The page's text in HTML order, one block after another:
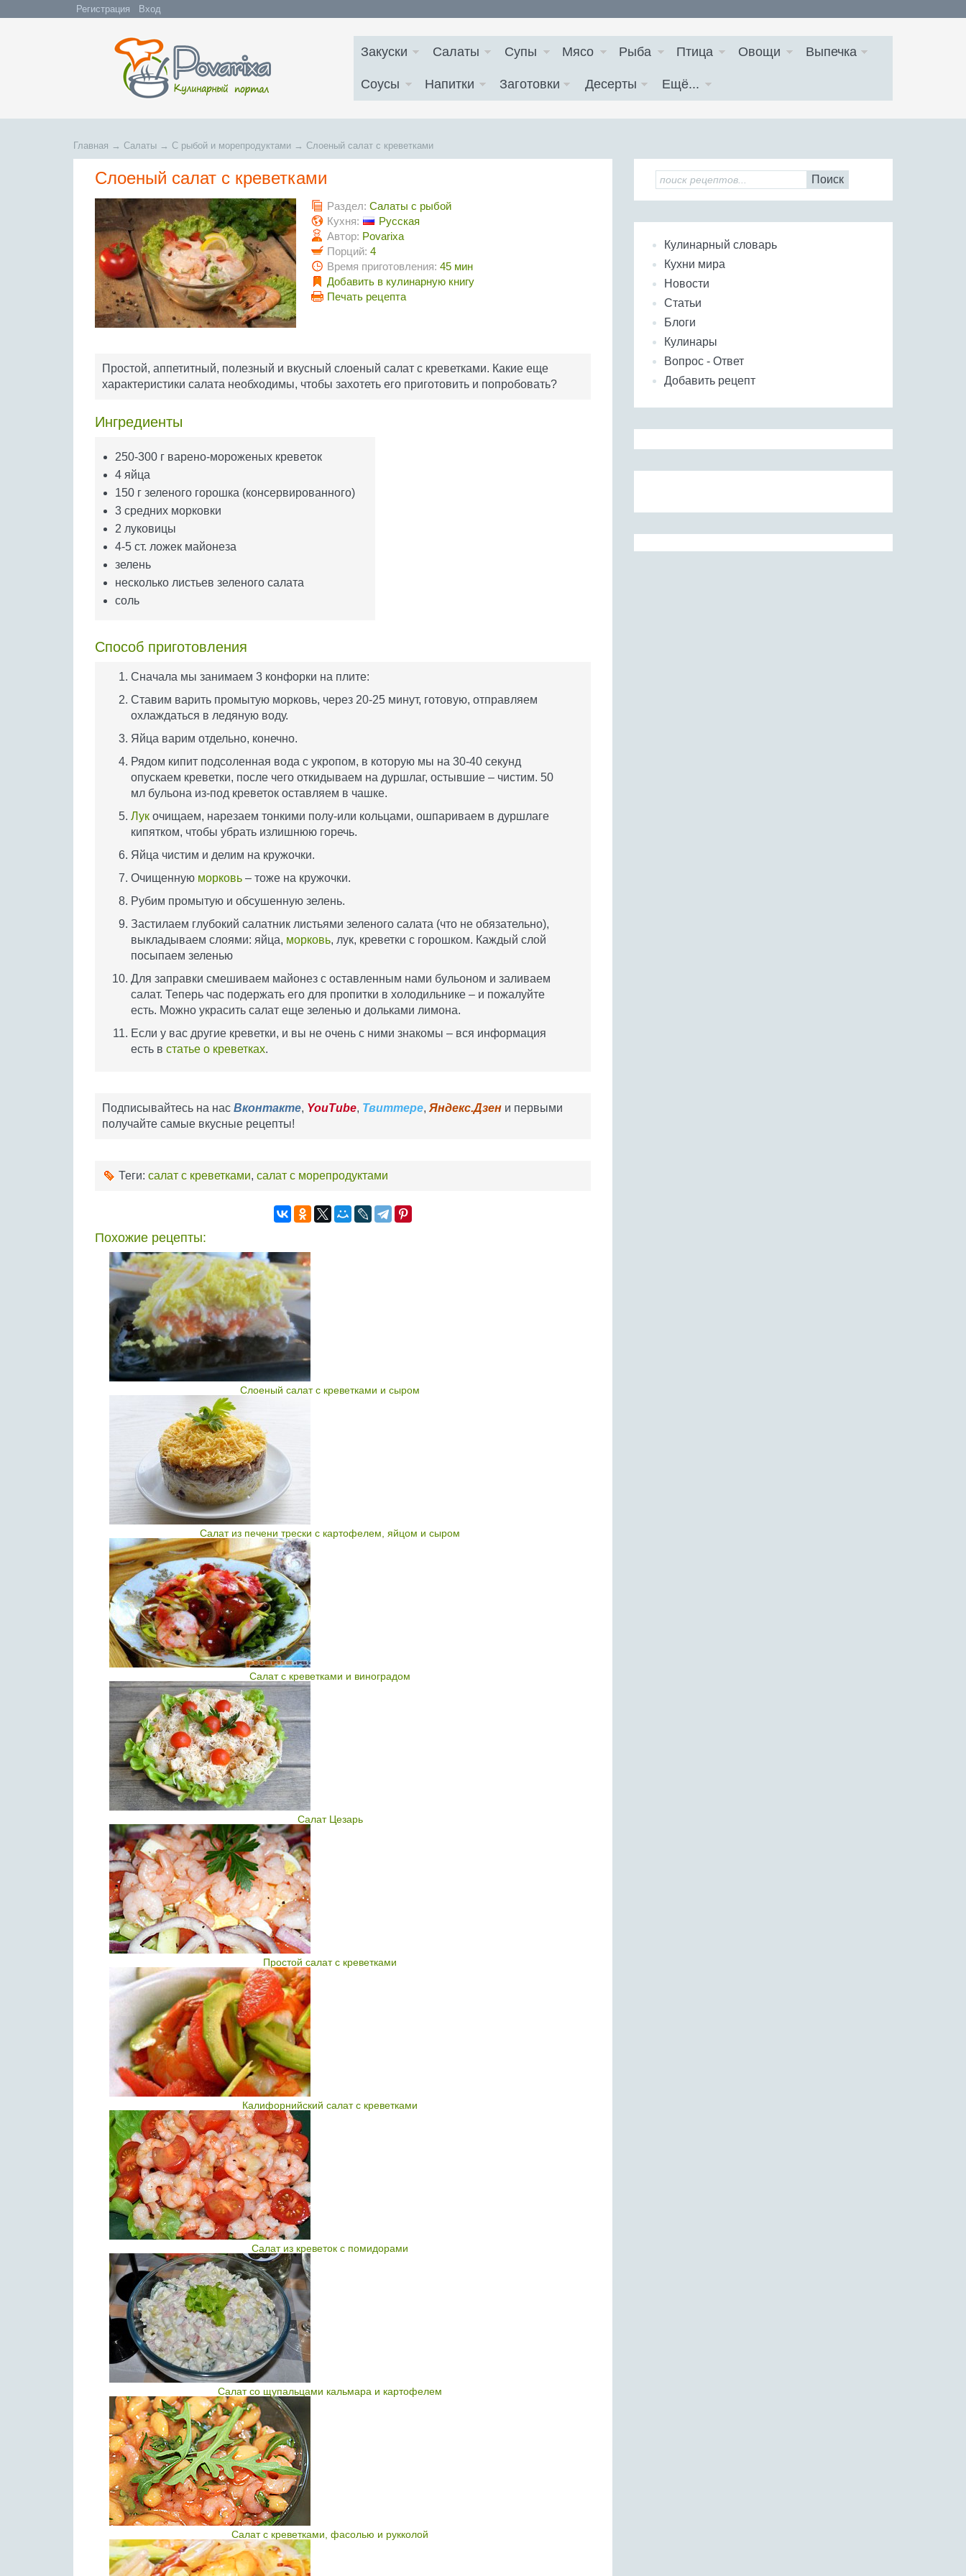
Регистрация Вход
Закуски Салаты Супы Мясо Рыба Птица Овощи Выпечка
Соусы Напитки Заготовки Десерты Ещё...
Главная → Салаты → С рыбой и морепродуктами → Слоеный салат с креветками
Слоеный салат с креветками
Раздел: Салаты с рыбой
Кухня:
Русская
Автор: Povarixa
Порций: 4
Время приготовления: 45 мин
Добавить в кулинарную книгу
Печать рецепта
Простой, аппетитный, полезный и вкусный слоеный салат с креветками. Какие еще
характеристики салата необходимы, чтобы захотеть его приготовить и попробовать?
Ингредиенты
250-300 г варено-мороженых креветок
4 яйца
150 г зеленого горошка (консервированного)
3 средних морковки
2 луковицы
4-5 ст. ложек майонеза
зелень
несколько листьев зеленого салата
соль
Способ приготовления
Сначала мы занимаем 3 конфорки на плите:
Ставим варить промытую морковь, через 20-25 минут, готовую, отправляем
охлаждаться в ледяную воду.
Яйца варим отдельно, конечно.
Рядом кипит подсоленная вода с укропом, в которую мы на 30-40 секунд
опускаем креветки, после чего откидываем на дуршлаг, остывшие – чистим. 50
мл бульона из-под креветок оставляем в чашке.
Лук очищаем, нарезаем тонкими полу-или кольцами, ошпариваем в дуршлаге
кипятком, чтобы убрать излишнюю горечь.
Яйца чистим и делим на кружочки.
Очищенную морковь – тоже на кружочки.
Рубим промытую и обсушенную зелень.
Застилаем глубокий салатник листьями зеленого салата (что не обязательно),
выкладываем слоями: яйца, морковь, лук, креветки с горошком. Каждый слой
посыпаем зеленью
Для заправки смешиваем майонез с оставленным нами бульоном и заливаем
салат. Теперь час подержать его для пропитки в холодильнике – и пожалуйте
есть. Можно украсить салат еще зеленью и дольками лимона.
Если у вас другие креветки, и вы не очень с ними знакомы – вся информация
есть в статье о креветках.
Подписывайтесь на нас Вконтакте, YouTube, Твиттере, Яндекс.Дзен и первыми
получайте самые вкусные рецепты!
Теги: салат с креветками, салат с морепродуктами
Похожие рецепты:
Слоеный салат с креветками и сыром
Салат из печени трески с картофелем, яйцом и сыром
Салат с креветками и виноградом
Салат Цезарь
Простой салат с креветками
Калифорнийский салат с креветками
Салат из креветок с помидорами
Салат со щупальцами кальмара и картофелем
Салат с креветками, фасолью и рукколой
Поиск
Кулинарный словарь
Кухни мира
Новости
Статьи
Блоги
Кулинары
Вопрос - Ответ
Добавить рецепт